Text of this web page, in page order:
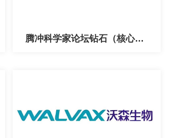
腾冲科学家论坛钻石（核心）合作伙伴